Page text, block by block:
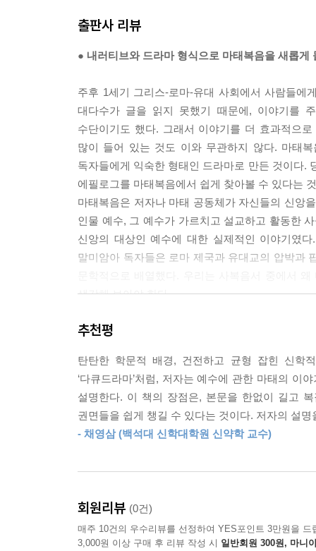
3. 위대한 반전: 부활과 새로운 시작(27:62-28:20)
(2) 부활(28:1-15)
나가는 말
주요 참고 문헌
니까, 가시떨기입니까, 아니면 옥토입니까?”라고
한다. 하나는 이 씨 뿌리는 자의 비유가 예수의 메
의 비밀을 담고 있다는 것이다. 그러므로 이 비유
천국의 비밀이 무엇인지 살펴보아야 한다. 예수
국 복음의 씨를 이미 뿌렸음을 강조하신다. 네 번
님의 나라가 이미 이 세상에 도래했다는 것이다.
--- 「III. 도전과 대응: 배척당하신 예수의 반응
24-25장은 종말에 대한 설교 모음이다. 왜 저자는
겼기 때문일 것이다. 즉 예수의 죽음을 역사의 마
을 역사의 마지막에 일어날 이스라엘과 인류의
출판사 리뷰
● 내러티브와 드라마 형식으로 마태복음을 새롭게
주후 1세기 그리스-로마-유대 사회에서 사람들
대다수가 글을 읽지 못했기 때문에, 이야기를
수단이기도 했다. 그래서 이야기를 더 효과적으
많이 들어 있는 것도 이와 무관하지 않다. 마태
독자들에게 익숙한 형태인 드라마로 만든 것이다.
에필로그를 마태복음에서 쉽게 찾아볼 수 있다는
마태복음은 저자나 마태 공동체가 자신들의 신앙
인물 예수, 그 예수가 가르치고 설교하고 활동한
신앙의 대상인 예수에 대한 실제적인 이야기였
말미암아 독자들은 로마 제국과 유대교의 압박과
생각해 보아야 한다.
● ‘산책하듯 읽는 신약 이야기’ 시리즈 소개
02 〈마태복음 산책: 내러티브와 드라마로 읽는 마
* 산책을 하듯이 쉽고 친절하게 신약 성경 각 권의
* 신약 연구의 전문가들이 전하는 깊이 있는 성경
* 독자의 일상과 성경의 메시지를 연결하는 통찰력
- 오늘날 마태복음 저자의 가르침을 어떻게 따라
- 마태복음을 쉽게 이해할 수 있도록 강해하여, 신
추천평
탄탄한 학문적 배경, 건전하고 균형 잡힌 신학
‘다큐드라마’처럼, 저자는 예수에 관한 마태의 이
설명한다. 이 책의 장점은, 본문을 한없이 길고
권면들을 쉽게 챙길 수 있다는 것이다. 저자의 설
- 채영삼 (백석대 신학대학원 신약학 교수)
회원리뷰 (0건)
매주 10건의 우수리뷰를 선정하여 YES포인트 3만원을 드
3,000원 이상 구매 후 리뷰 작성 시 일반회원 300원, 마니